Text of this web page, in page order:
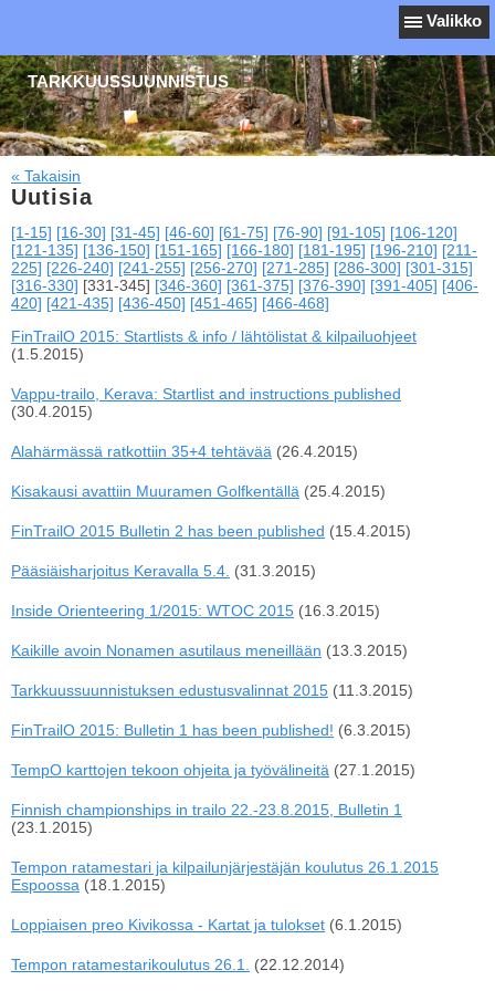
Valikko
TARKKUUSSUUNNISTUS
« Takaisin
Uutisia
[1-15] [16-30] [31-45] [46-60] [61-75] [76-90] [91-105] [106-120]
[121-135] [136-150] [151-165] [166-180] [181-195] [196-210] [211-
225] [226-240] [241-255] [256-270] [271-285] [286-300] [301-315]
[316-330] [331-345] [346-360] [361-375] [376-390] [391-405] [406-
420] [421-435] [436-450] [451-465] [466-468]
FinTrailO 2015: Startlists & info / lähtölistat & kilpailuohjeet
(1.5.2015)
Vappu-trailo, Kerava: Startlist and instructions published
(30.4.2015)
Alahärmässä ratkottiin 35+4 tehtävää (26.4.2015)
Kisakausi avattiin Muuramen Golfkentällä (25.4.2015)
FinTrailO 2015 Bulletin 2 has been published (15.4.2015)
Pääsiäisharjoitus Keravalla 5.4. (31.3.2015)
Inside Orienteering 1/2015: WTOC 2015 (16.3.2015)
Kaikille avoin Nonamen asutilaus meneillään (13.3.2015)
Tarkkuussuunnistuksen edustusvalinnat 2015 (11.3.2015)
FinTrailO 2015: Bulletin 1 has been published! (6.3.2015)
TempO karttojen tekoon ohjeita ja työvälineitä (27.1.2015)
Finnish championships in trailo 22.-23.8.2015, Bulletin 1
(23.1.2015)
Tempon ratamestari ja kilpailunjärjestäjän koulutus 26.1.2015
Espoossa (18.1.2015)
Loppiaisen preo Kivikossa - Kartat ja tulokset (6.1.2015)
Tempon ratamestarikoulutus 26.1. (22.12.2014)